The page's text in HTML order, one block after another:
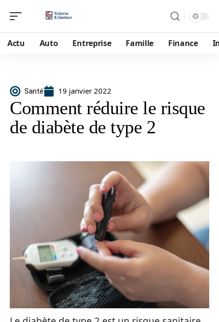
Actu Auto Entreprise Famille Finance
Santé 19 janvier 2022
Comment réduire le risque
de diabète de type 2